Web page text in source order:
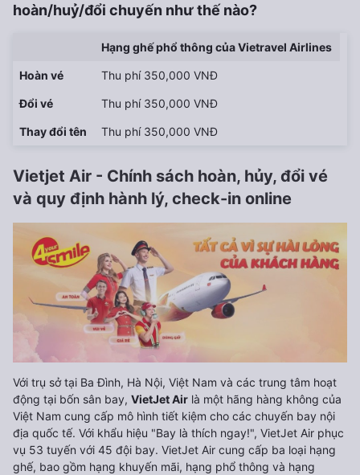
hoàn/huỷ/đổi chuyến như thế nào?
Hạng ghế phổ thông của Vietravel Airlines
Hoàn vé Thu phí 350,000 VNĐ
Đổi vé Thu phí 350,000 VNĐ
Thay đổi tên Thu phí 350,000 VNĐ
Vietjet Air - Chính sách hoàn, hủy, đổi vé
và quy định hành lý, check-in online
Với trụ sở tại Ba Đình, Hà Nội, Việt Nam và các trung tâm hoạt
động tại bốn sân bay, VietJet Air là một hãng hàng không của
Việt Nam cung cấp mô hình tiết kiệm cho các chuyến bay nội
địa quốc tế. Với khẩu hiệu "Bay là thích ngay!", VietJet Air phục
vụ 53 tuyến với 45 đội bay. VietJet Air cung cấp ba loại hạng
ghế, bao gồm hạng khuyến mãi, hạng phổ thông và hạng